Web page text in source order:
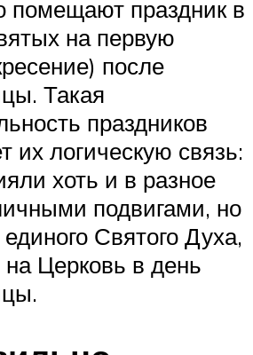
помещают праздник в
на первую
после
Такая
праздников
их логическую связь:
хоть и в разное
подвигами, но
Святого Духа,
Церковь в день